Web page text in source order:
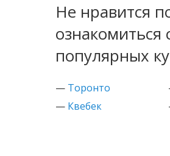
Не нравится
популярных
— Торонто
— Квебек